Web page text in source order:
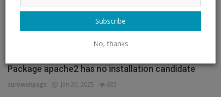
Subscribe
No, thanks
Package apache2 has no installation candidate
eurowebpage Jan 20, 2025 685